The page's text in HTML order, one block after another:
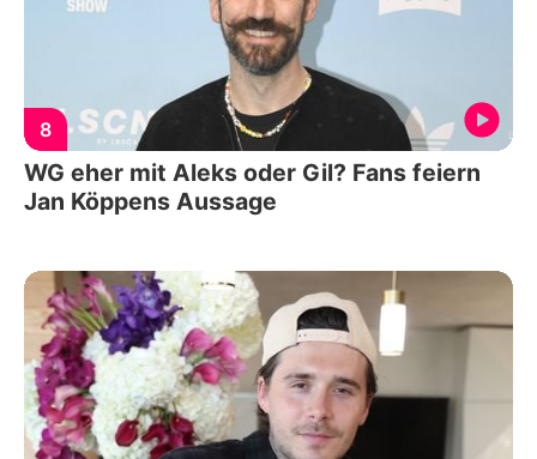
8
WG eher mit Aleks oder Gil? Fans feiern
Jan Köppens Aussage